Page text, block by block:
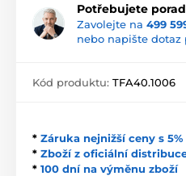
Potřebujete
Zavolejte na 499
nebo napište dotaz
Kód produktu: TFA40.1006
* Záruka nejnižší ceny s
* Zboží z oficiální
* 100 dní na výměnu zboží